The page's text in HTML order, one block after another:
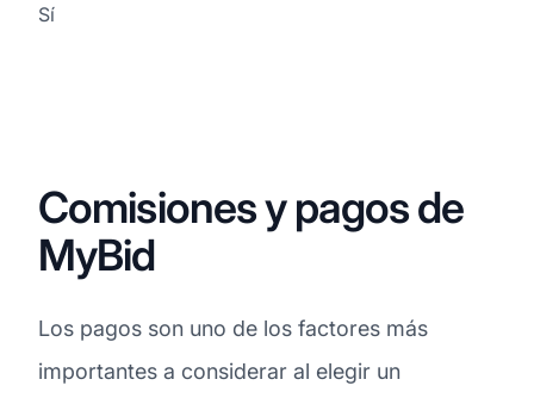
Sí
Comisiones y pagos de
MyBid
Los pagos son uno de los factores más
importantes a considerar al elegir un